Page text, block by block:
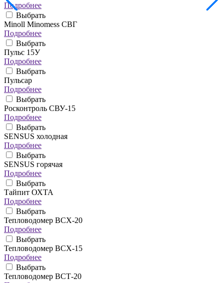
Подробнее
Выбрать
Minoll Minomess СВГ
Подробнее
Выбрать
Пульс 15У
Подробнее
Выбрать
Пульсар
Подробнее
Выбрать
Росконтроль СВУ-15
Подробнее
Выбрать
SENSUS холодная
Подробнее
Выбрать
SENSUS горячая
Подробнее
Выбрать
Тайпит ОХТА
Подробнее
Выбрать
Тепловодомер ВСХ-20
Подробнее
Выбрать
Тепловодомер ВСХ-15
Подробнее
Выбрать
Тепловодомер ВСТ-20